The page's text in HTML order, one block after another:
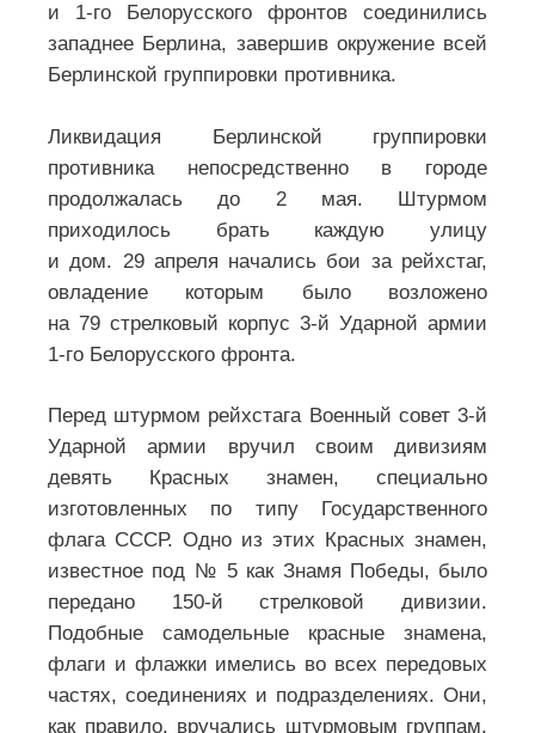
и 1-го Белорусского фронтов соединились
западнее Берлина, завершив окружение всей
Берлинской группировки противника.
Ликвидация Берлинской группировки
противника непосредственно в городе
продолжалась до 2 мая. Штурмом
приходилось брать каждую улицу
и дом. 29 апреля начались бои за рейхстаг,
овладение которым было возложено
на 79 стрелковый корпус 3-й Ударной армии
1-го Белорусского фронта.
Перед штурмом рейхстага Военный совет 3-й
Ударной армии вручил своим дивизиям
девять Красных знамен, специально
изготовленных по типу Государственного
флага СССР. Одно из этих Красных знамен,
известное под № 5 как Знамя Победы, было
передано 150-й стрелковой дивизии.
Подобные самодельные красные знамена,
флаги и флажки имелись во всех передовых
частях, соединениях и подразделениях. Они,
как правило, вручались штурмовым группам,